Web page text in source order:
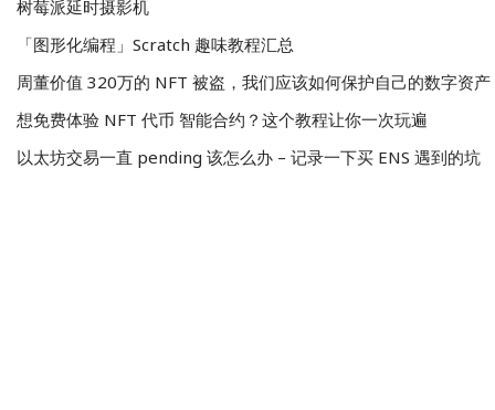
树莓派延时摄影机
「图形化编程」Scratch 趣味教程汇总
周董价值 320万的 NFT 被盗，我们应该如何保护自己的数字资产
想免费体验 NFT 代币 智能合约？这个教程让你一次玩遍
以太坊交易一直 pending 该怎么办 – 记录一下买 ENS 遇到的坑